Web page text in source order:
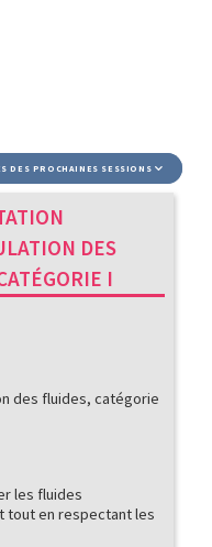
DES PROCHAINES SESSIONS
DES
I
des fluides, catégorie
les fluides
tout en respectant les